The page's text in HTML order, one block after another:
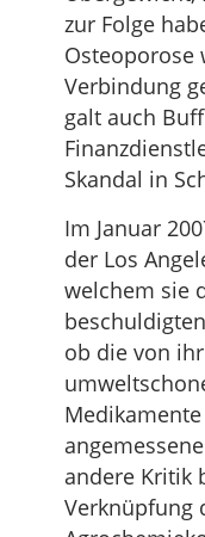
zur Folge
Osteoporose
Verbindung
galt auch
Skandal in
Im Januar
der Los
welchem sie
ob die von
andere Kritik
Verknüpfung